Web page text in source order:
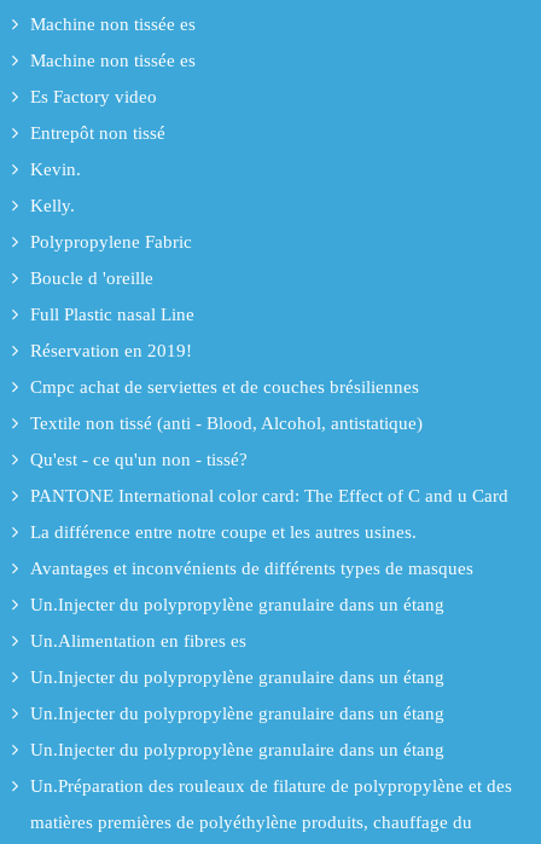
Machine non tissée es
Machine non tissée es
Es Factory video
Entrepôt non tissé
Kevin.
Kelly.
Polypropylene Fabric
Boucle d 'oreille
Full Plastic nasal Line
Réservation en 2019!
Cmpc achat de serviettes et de couches brésiliennes
Textile non tissé (anti - Blood, Alcohol, antistatique)
Qu'est - ce qu'un non - tissé?
PANTONE International color card: The Effect of C and u Card
La différence entre notre coupe et les autres usines.
Avantages et inconvénients de différents types de masques
Un.Injecter du polypropylène granulaire dans un étang
Un.Alimentation en fibres es
Un.Injecter du polypropylène granulaire dans un étang
Un.Injecter du polypropylène granulaire dans un étang
Un.Injecter du polypropylène granulaire dans un étang
Un.Préparation des rouleaux de filature de polypropylène et des
matières premières de polyéthylène produits, chauffage du